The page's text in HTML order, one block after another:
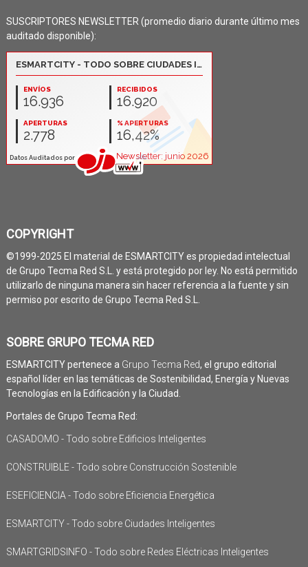
SUSCRIPTORES NEWSLETTER (promedio diario durante último mes
auditado disponible):
COPYRIGHT
©1999-2025 El material de ESMARTCITY es propiedad intelectual
de Grupo Tecma Red S.L. y está protegido por ley. No está permitido
utilizarlo de ninguna manera sin hacer referencia a la fuente y sin
permiso por escrito de Grupo Tecma Red S.L.
SOBRE GRUPO TECMA RED
ESMARTCITY pertenece a Grupo Tecma Red, el grupo editorial
español líder en las temáticas de Sostenibilidad, Energía y Nuevas
Tecnologías en la Edificación y la Ciudad.
Portales de Grupo Tecma Red:
CASADOMO - Todo sobre Edificios Inteligentes
CONSTRUIBLE - Todo sobre Construcción Sostenible
ESEFICIENCIA - Todo sobre Eficiencia Energética
ESMARTCITY - Todo sobre Ciudades Inteligentes
SMARTGRIDSINFO - Todo sobre Redes Eléctricas Inteligentes